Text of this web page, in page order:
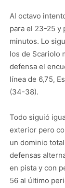
Al octavo
para el 23-25 y
minutos. Lo
los de Scariolo
defensa el
línea de 6,75,
(34-38).
Todo siguió
exterior pero
un dominio
defensas
en pista y con
56 al último